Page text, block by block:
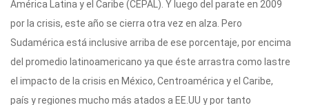
América Latina y el Caribe (CEPAL). Y luego del parate en 2009
por la crisis, este año se cierra otra vez en alza. Pero
Sudamérica está inclusive arriba de ese porcentaje, por encima
del promedio latinoamericano ya que éste arrastra como lastre
el impacto de la crisis en México, Centroamérica y el Caribe,
país y regiones mucho más atados a EE.UU y por tanto